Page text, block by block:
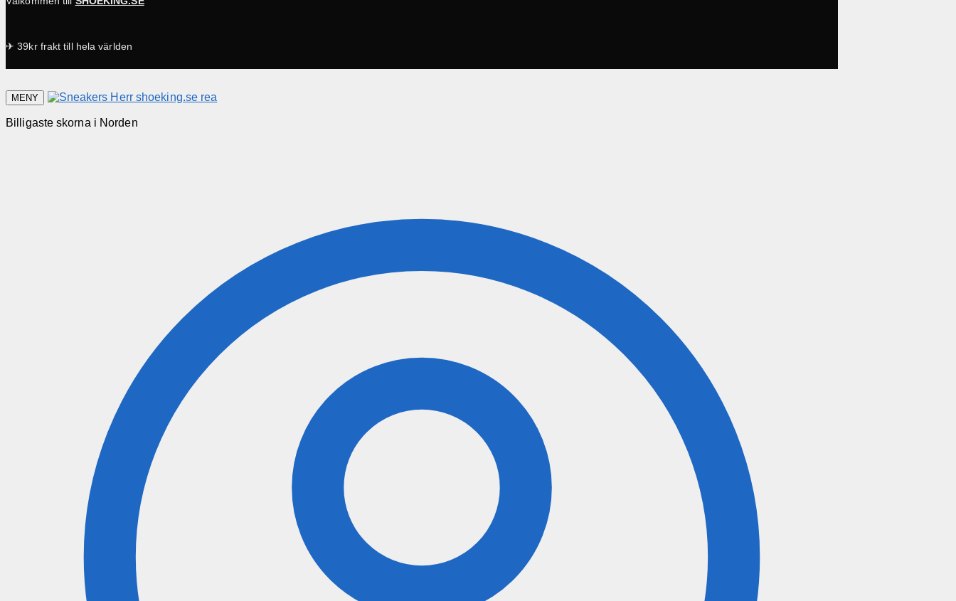
✈ 39kr frakt till hela världen
MENY
Billigaste skorna i Norden